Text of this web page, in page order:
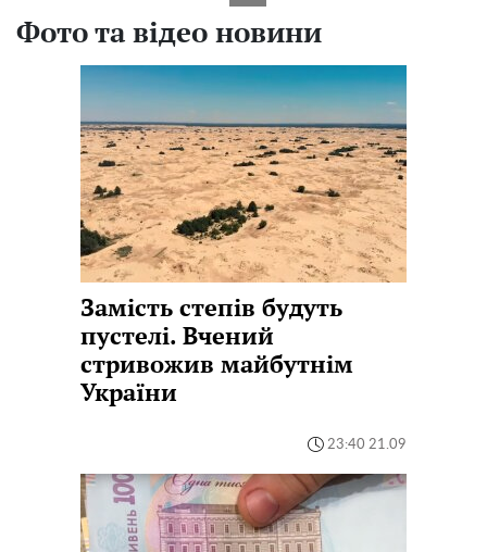
Фото та відео новини
Замість степів будуть
пустелі. Вчений
стривожив майбутнім
України
23:40 21.09